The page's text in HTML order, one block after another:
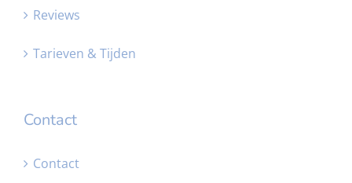
Reviews
Tarieven & Tijden
Contact
Contact